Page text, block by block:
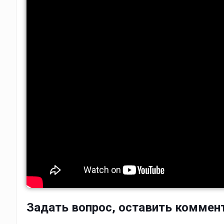
Задать вопрос, оставить